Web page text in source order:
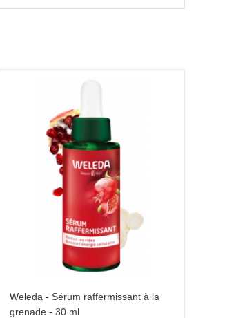
Weleda - Sérum raffermissant à la
grenade - 30 ml